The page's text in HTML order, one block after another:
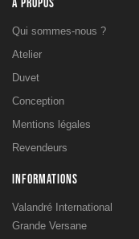
À PROPOS
Qui sommes-nous ?
Atelier
Duvet
Conception
Mentions légales
Revendeurs
INFORMATIONS
Valandré International
Grande Versane